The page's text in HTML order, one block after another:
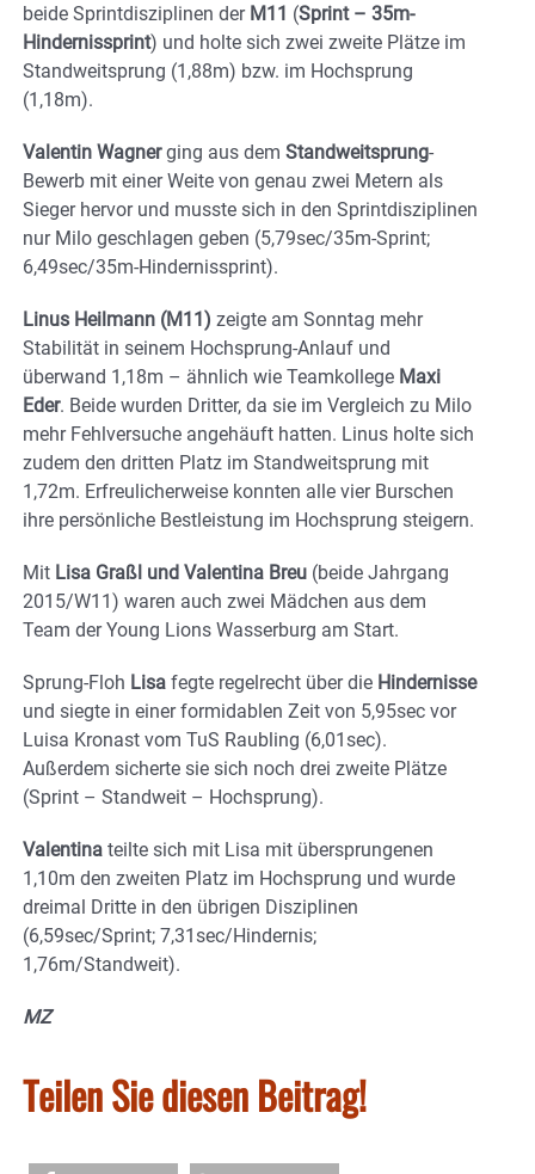
beide Sprintdisziplinen derM11 (Sprint – 35m-
Hindernissprint) und holte sich zwei zweite Plätze im
Standweitsprung (1,88m) bzw. im Hochsprung
(1,18m).
Valentin Wagnerging aus dem Standweitsprung-
Bewerb mit einer Weite von genau zwei Metern als
Sieger hervor und musste sich in den Sprintdisziplinen
nur Milo geschlagen geben (5,79sec/35m-Sprint;
6,49sec/35m-Hindernissprint).
Linus Heilmann (M11) zeigte am Sonntag mehr
Stabilität in seinem Hochsprung-Anlauf und
überwand 1,18m – ähnlich wie Teamkollege Maxi
Eder. Beide wurden Dritter, da sie im Vergleich zu Milo
mehr Fehlversuche angehäuft hatten. Linus holte sich
zudem den dritten Platz im Standweitsprung mit
1,72m. Erfreulicherweise konnten alle vier Burschen
ihre persönliche Bestleistung im Hochsprung steigern.
Mit Lisa Graßl und Valentina Breu (beide Jahrgang
2015/W11) waren auch zwei Mädchen aus dem
Team der Young Lions Wasserburg am Start.
Sprung-Floh Lisa fegte regelrecht über die Hindernisse
und siegte in einer formidablen Zeit von 5,95sec vor
Luisa Kronast vom TuS Raubling (6,01sec).
Außerdem sicherte sie sich noch drei zweite Plätze
(Sprint – Standweit – Hochsprung).
Valentina teilte sich mit Lisa mit übersprungenen
1,10m den zweiten Platz im Hochsprung und wurde
dreimal Dritte in den übrigen Disziplinen
(6,59sec/Sprint; 7,31sec/Hindernis;
1,76m/Standweit).
MZ
Teilen Sie diesen Beitrag!